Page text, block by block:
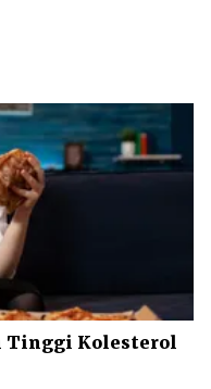
Tinggi Kolesterol